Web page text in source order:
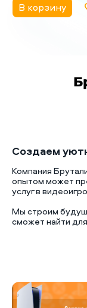
В корзину
Создаем
Компания
опытом может
услуг в
Мы строим
сможет найти